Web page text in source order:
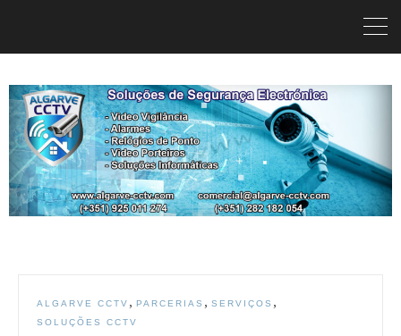
ALGARVE CCTV , PARCERIAS , SERVIÇOS ,
SOLUÇÕES CCTV